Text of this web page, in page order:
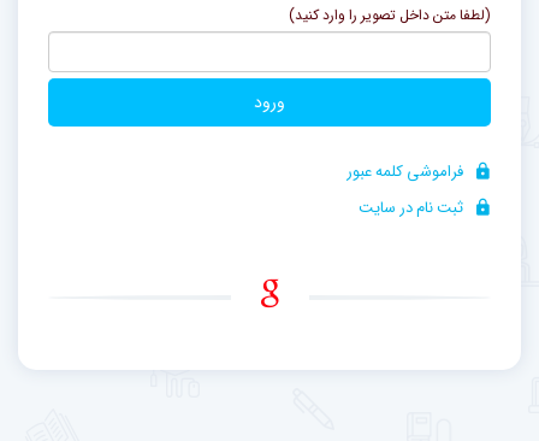
(لطفا متن داخل تصویر را وارد کنید)
ورود
فراموشی کلمه عبور
ثبت نام در سایت